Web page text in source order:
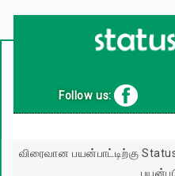
Follow us:
விரைவான பயன்பாட்டிற்கு